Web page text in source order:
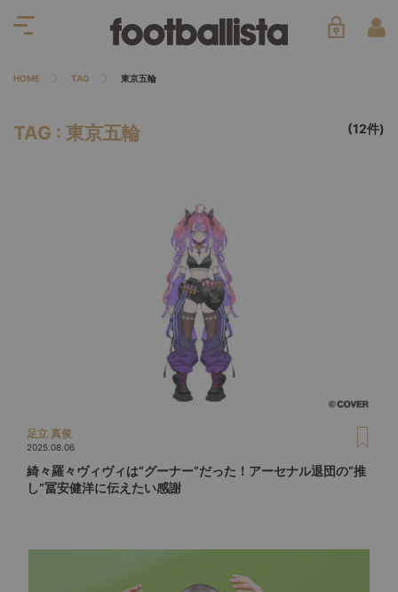
HOME TAG 東京五輪
TAG : 東京五輪 (12件)
足立 真俊
2025.08.06
綺々羅々ヴィヴィは“グーナー”だった！アーセナル退団の“推
し”冨安健洋に伝えたい感謝